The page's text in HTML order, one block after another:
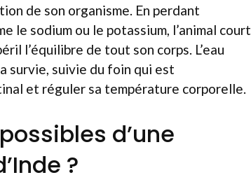
de son organisme. En perdant
le sodium ou le potassium, l’animal court
l’équilibre de tout son corps. L’eau
survie, suivie du foin qui est
et réguler sa température corporelle.
d’une
?